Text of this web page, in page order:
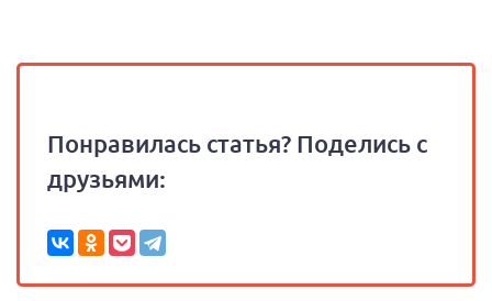
Понравилась статья? Поделись с
друзьями: